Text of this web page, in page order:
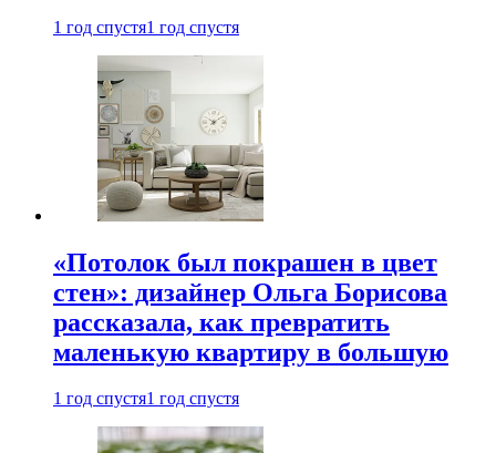
1 год спустя1 год спустя
«Потолок был покрашен в цвет
стен»: дизайнер Ольга Борисова
рассказала, как превратить
маленькую квартиру в большую
1 год спустя1 год спустя